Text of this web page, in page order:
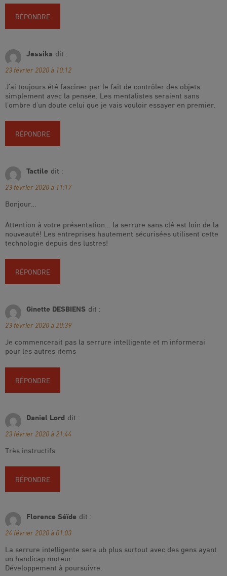
RÉPONDRE
Jessika dit :
23 février 2020 à 10:12
J’ai toujours été fasciner par le fait de contrôler des objets
simplement avec la pensée. Les mentalistes seraient sans
l’ombre d’un doute celui que je vais vouloir essayer en premier.
RÉPONDRE
Tactile dit :
23 février 2020 à 11:17
Bonjour…
Attention à votre présentation… la serrure sans clé est loin de la
nouveauté! Les entreprises hautement sécurisées utilisent cette
technologie depuis des lustres!
RÉPONDRE
Ginette DESBIENS dit :
23 février 2020 à 20:39
Je commencerait pas la serrure intelligente et m’informerai
pour les autres items
RÉPONDRE
Daniel Lord dit :
23 février 2020 à 21:44
Très instructifs
RÉPONDRE
Florence Séïde dit :
24 février 2020 à 01:03
La serrure intelligente sera ub plus surtout avec des gens ayant
un handicap moteur.
Développement à poursuivre.